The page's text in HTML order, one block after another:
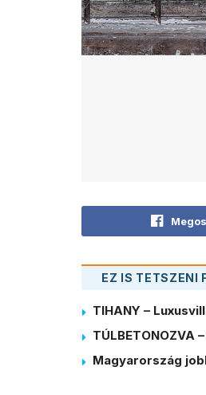
EZ IS TETSZENI
TIHANY –
TÚLBETONOZVA
Magyarország